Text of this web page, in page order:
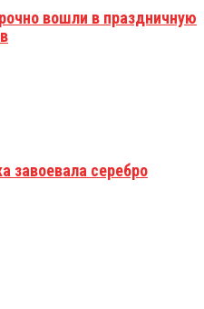
вошли в праздничную
завоевала серебро